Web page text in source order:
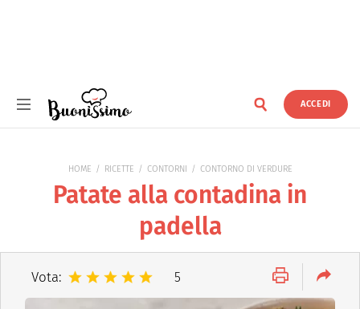
ACCEDI
HOME RICETTE CONTORNI CONTORNO DI VERDURE
Patate alla contadina in
padella
Vota: 5